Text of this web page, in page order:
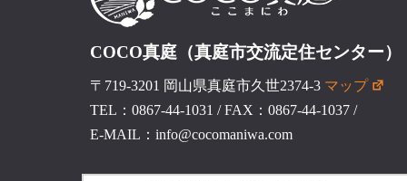
COCO真庭（真庭市交流定住センター）
〒719-3201 岡山県真庭市久世2374-3 マップ
TEL：0867-44-1031 /FAX：0867-44-1037/
E-MAIL：info@cocomaniwa.com